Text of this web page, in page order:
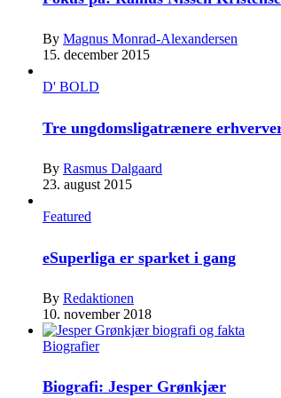
By Magnus Monrad-Alexandersen
15. december 2015
D' BOLD
Tre ungdomsligatrænere
By Rasmus Dalgaard
23. august 2015
Featured
eSuperliga er sparket i gang
By Redaktionen
10. november 2018
Biografier
Biografi: Jesper Grønkjær